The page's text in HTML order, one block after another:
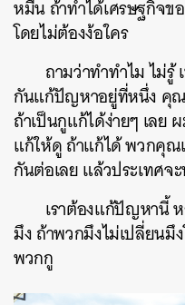
หมื่น ถ้าทำได้เศรษฐกิจ
โดยไม่ต้องง้อใคร
ถามว่าทำทำไม ไม่
กันแก้ปัญหาอยู่ที่หนึ่ง คุณ
ถ้าเป็นกูแก้ได้ง่ายๆ เล
แก้ให้ดู ถ้าแก้ได้ พวกคุณ
กันต่อเลย แล้วประเทศจ
เราต้องแก้ปัญหานี้
มึง ถ้าพวกมึงไม่เปลี่ยน
พวกกู
SHARE